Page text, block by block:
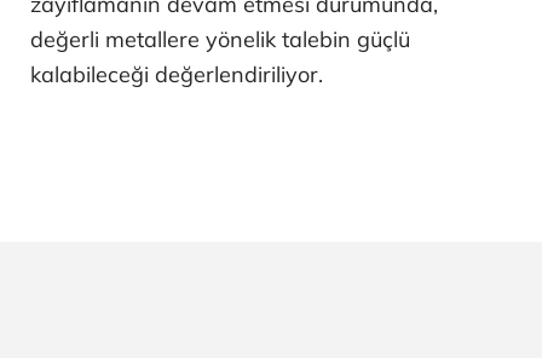
değerli metallere yönelik talebin güçlü
kalabileceği değerlendiriliyor.